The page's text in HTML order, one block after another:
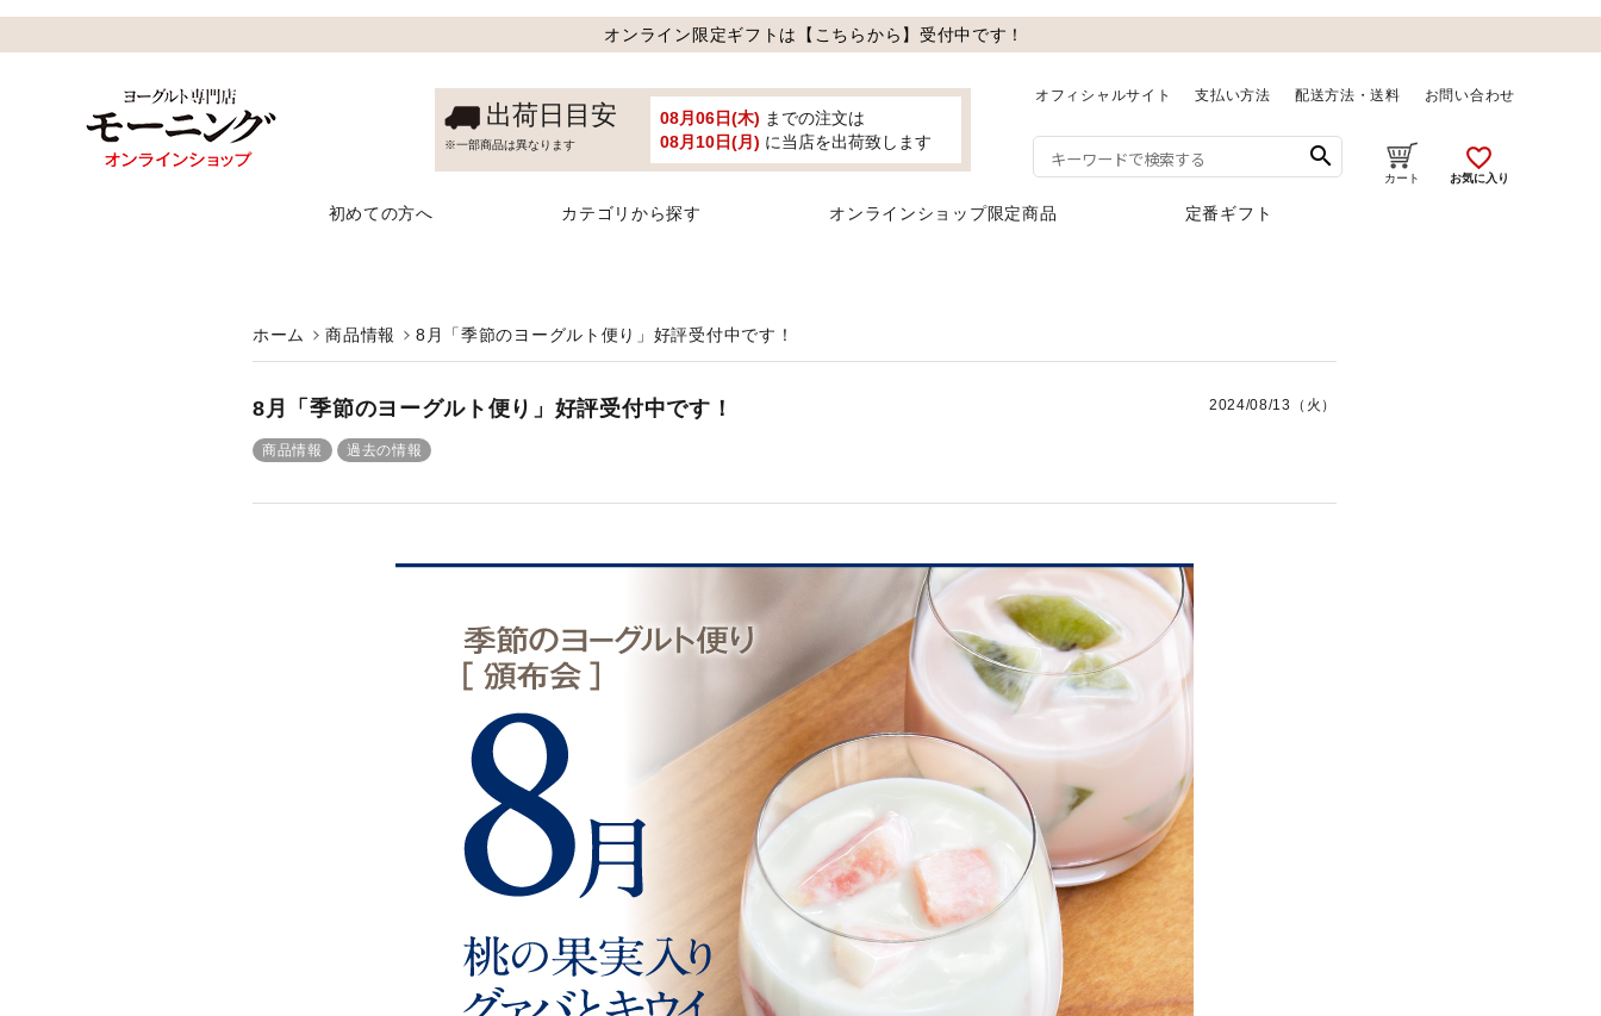
オンライン限定ギフトは【こちらから】受付中です！
出荷日目安
※一部商品は異なります
08月06日(木) までの注文は
08月10日(月) に当店を出荷致します
オフィシャルサイト 支払い方法 配送方法・送料 お問い合わせ
search
カート
favorite_outline
お気に入り
初めての方へ カテゴリから探す オンラインショップ限定商品 定番ギフト
ホーム 商品情報 8月「季節のヨーグルト便り」好評受付中です！
8月「季節のヨーグルト便り」好評受付中です！ 2024/08/13（火）
商品情報 過去の情報